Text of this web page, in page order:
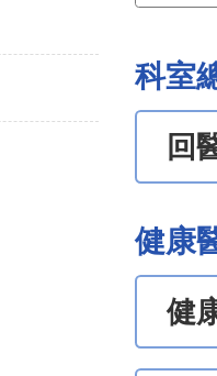
科室
回
健康
健